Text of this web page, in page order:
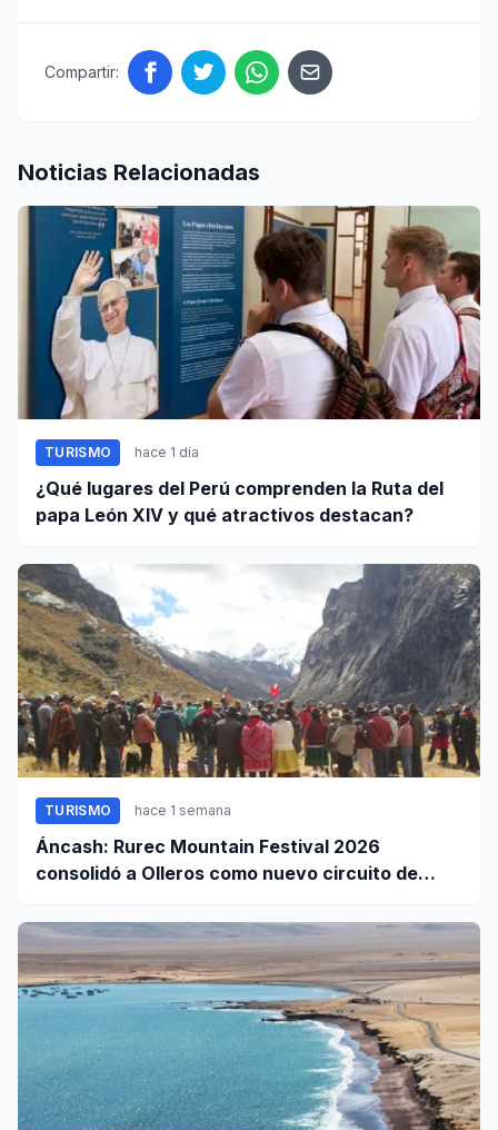
Compartir:
Noticias Relacionadas
TURISMO hace 1 día
¿Qué lugares del Perú comprenden la Ruta del
papa León XIV y qué atractivos destacan?
TURISMO hace 1 semana
Áncash: Rurec Mountain Festival 2026
consolidó a Olleros como nuevo circuito de